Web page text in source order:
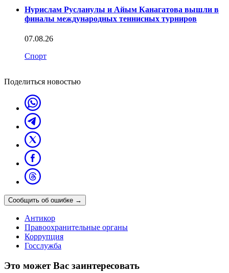
Нурислам Русланулы и Айым Канагатова вышли в
финалы международных теннисных турниров
07.08.26
Спорт
Поделиться новостью
Сообщить об ошибке →
Антикор
Правоохранительные органы
Коррупция
Госслужба
Это может Вас заинтересовать